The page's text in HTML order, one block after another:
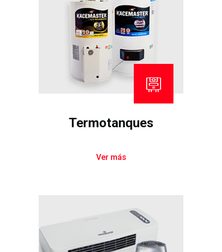
Termotanques
Ver más